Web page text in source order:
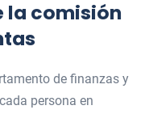
la comisión
de finanzas y
persona en